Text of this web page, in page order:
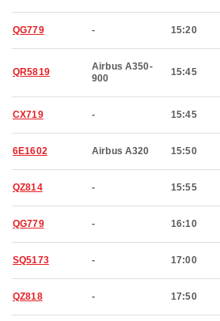
QG779 - 15:20
QR5819
Airbus A350-
900
15:45
CX719 - 15:45
6E1602 Airbus A320 15:50
QZ814 - 15:55
QG779 - 16:10
SQ5173 - 17:00
QZ818 - 17:50